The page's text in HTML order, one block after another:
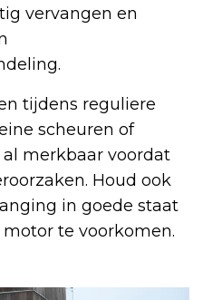
vervangen en
tijdens reguliere
scheuren of
merkbaar voordat
Houd ook
in goede staat
te voorkomen.